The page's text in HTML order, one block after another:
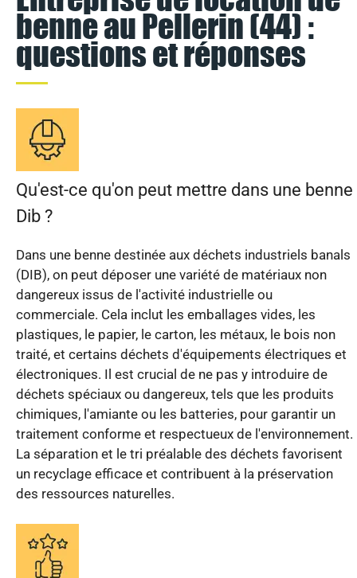
benne au Pellerin (44) :
questions et réponses
Qu'est-ce qu'on peut mettre dans une benne
Dib ?
Dans une benne destinée aux déchets industriels banals
(DIB), on peut déposer une variété de matériaux non
dangereux issus de l'activité industrielle ou
commerciale. Cela inclut les emballages vides, les
plastiques, le papier, le carton, les métaux, le bois non
traité, et certains déchets d'équipements électriques et
électroniques. Il est crucial de ne pas y introduire de
déchets spéciaux ou dangereux, tels que les produits
chimiques, l'amiante ou les batteries, pour garantir un
traitement conforme et respectueux de l'environnement.
La séparation et le tri préalable des déchets favorisent
un recyclage efficace et contribuent à la préservation
des ressources naturelles.